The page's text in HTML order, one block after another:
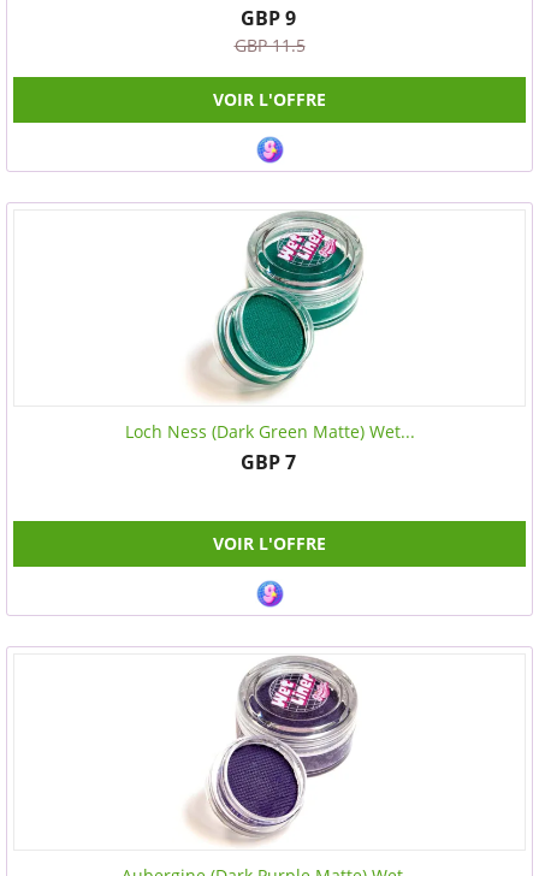
GBP 9
GBP 11.5
VOIR L'OFFRE
Loch Ness (Dark Green Matte) Wet...
GBP 7
VOIR L'OFFRE